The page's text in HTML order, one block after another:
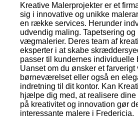
Kreative Malerprojekter er et
sig i innovative og unikke
en række services. Herunder
udvendig maling. Tapetsering
vægmalerier. Deres team af
eksperter i at skabe
passer til kundernes individuelle
Uanset om du ønsker et farverigt
børneværelset eller også en
indretning til dit kontor. Kan
hjælpe dig med, at realisere dine
på kreativitet og innovation gør
interessante malere i Fredericia.